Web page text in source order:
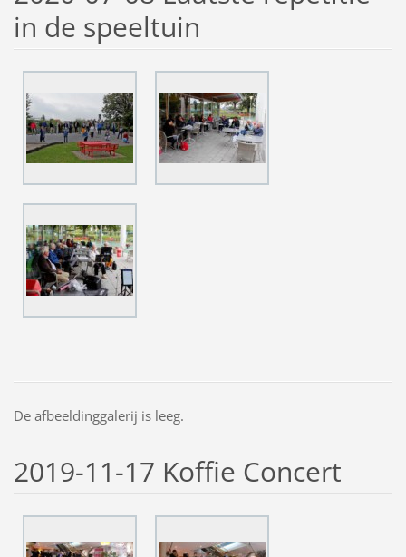
in de speeltuin
De afbeeldinggalerij is leeg.
2019-11-17 Koffie Concert